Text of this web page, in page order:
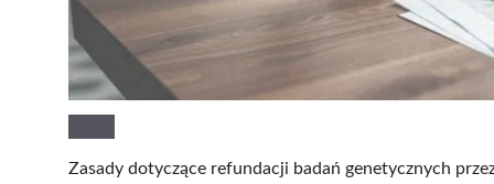
Zasady dotyczące refundacji badań genetycznych